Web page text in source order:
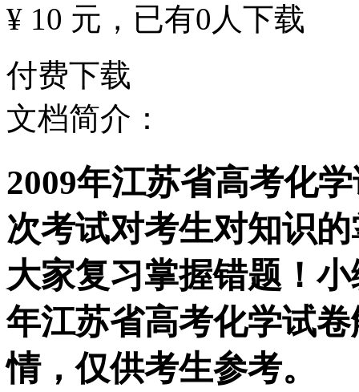
¥ 10 元 ，已有0 人下载
付费下载
文档简介：
2009年江苏省高考化
次考试对考生对知识
大家复习掌握错题！
年江苏省高考化学试
情，仅供考生参考。